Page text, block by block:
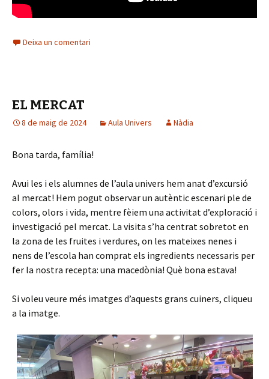
Deixa un comentari
EL MERCAT
8 de maig de 2024 Aula Univers Nàdia
Bona tarda, família!
Avui les i els alumnes de l’aula univers hem anat d’excursió
al mercat! Hem pogut observar un autèntic escenari ple de
colors, olors i vida, mentre fèiem una activitat d’exploració i
investigació pel mercat. La visita s’ha centrat sobretot en
la zona de les fruites i verdures, on les mateixes nenes i
nens de l’escola han comprat els ingredients necessaris per
fer la nostra recepta: una macedònia! Què bona estava!
Si voleu veure més imatges d’aquests grans cuiners, cliqueu
a la imatge.